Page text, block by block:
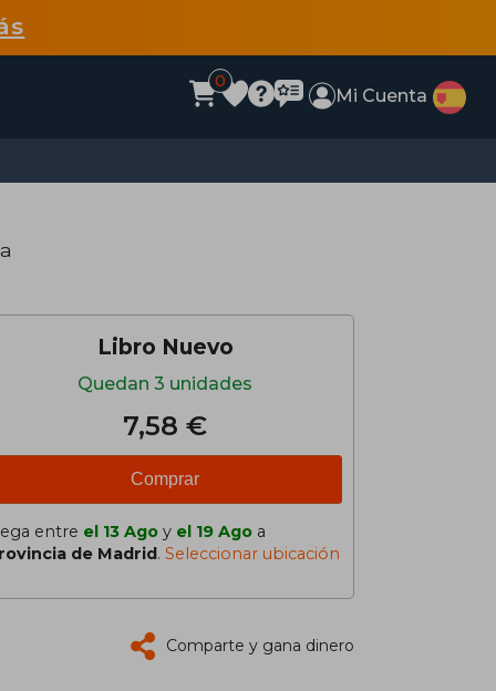
0
Mi Cuenta
Libro Nuevo
Quedan 3 unidades
7,58 €
Comprar
entre el 13 Ago y el 19 Ago a
de Madrid. Seleccionar ubicación
Comparte y gana dinero